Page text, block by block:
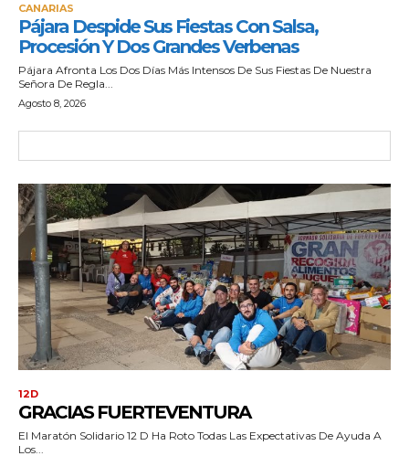
CANARIAS
Pájara Despide Sus Fiestas Con Salsa,
Procesión Y Dos Grandes Verbenas
Pájara Afronta Los Dos Días Más Intensos De Sus Fiestas De Nuestra
Señora De Regla...
Agosto 8, 2026
12D
GRACIAS FUERTEVENTURA
El Maratón Solidario 12 D Ha Roto Todas Las Expectativas De Ayuda A
Los...